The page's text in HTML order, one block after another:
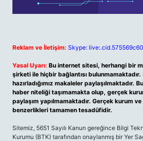
Reklam ve İletişim: Skype:
Yasal Uyarı: Bu internet sitesi, herhangi bir
şirketi ile hiçbir bağlantısı
hazırladığımız makaleler paylaşılmaktadır.
haber niteliği taşımamakta olup, gerçek
paylaşım yapılmamaktadır. Gerçek kurum
benzerlikleri tamamen tesadüfidir.
Sitemiz, 5651 Sayılı Kanun gereğince Bilgi
Kurumu (BTK) tarafından onaylanmış bir Yer